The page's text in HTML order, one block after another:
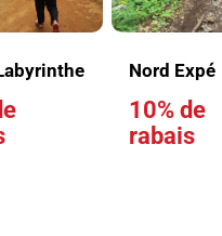
Nord Expé
10% de
rabais